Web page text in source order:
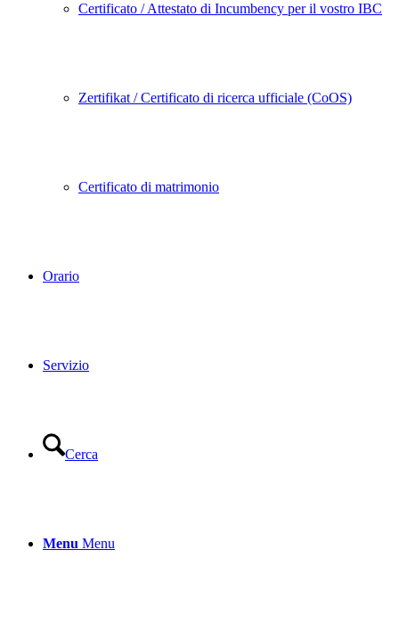
Certificato / Attestato di Incumbency per il vostro IBC
Zertifikat / Certificato di ricerca ufficiale (CoOS)
Certificato di matrimonio
Orario
Servizio
Cerca
Menu Menu